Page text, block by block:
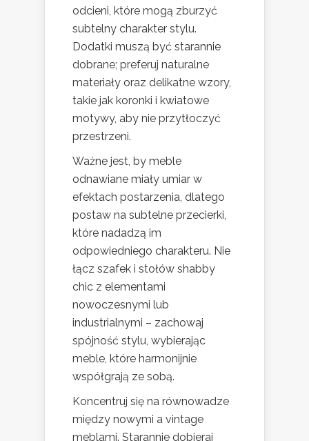
odcieni, które mogą zburzyć
subtelny charakter stylu.
Dodatki muszą być starannie
dobrane; preferuj naturalne
materiały oraz delikatne wzory,
takie jak koronki i kwiatowe
motywy, aby nie przytłoczyć
przestrzeni.
Ważne jest, by meble
odnawiane miały umiar w
efektach postarzenia, dlatego
postaw na subtelne przecierki,
które nadadzą im
odpowiedniego charakteru. Nie
łącz szafek i stołów shabby
chic z elementami
nowoczesnymi lub
industrialnymi – zachowaj
spójność stylu, wybierając
meble, które harmonijnie
współgrają ze sobą.
Koncentruj się na równowadze
między nowymi a vintage
meblami. Starannie dobieraj